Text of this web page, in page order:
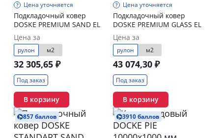
Цена уточняется
Подкладочный ковер
DOSKE PREMIUM SAND EL
Цена за
рулон м2
32 305,65 ₽
Под заказ
В корзину
Цена уточняется
Подкладочный ковер
DOSKE PREMIUM GLASS EL
Цена за
рулон м2
43 074,30 ₽
Под заказ
В корзину
857 баллов 3910 баллов